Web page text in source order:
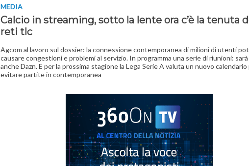
MEDIA
Calcio in streaming, sotto la lente ora c’è la tenuta
reti tlc
Agcom al lavoro sul dossier: la connessione contemporanea di milioni di utenti
causare congestioni e problemi al servizio. In programma una serie di riunioni:
anche Dazn. E per la prossima stagione la Lega Serie A valuta un nuovo calendario
evitare partite in contemporanea